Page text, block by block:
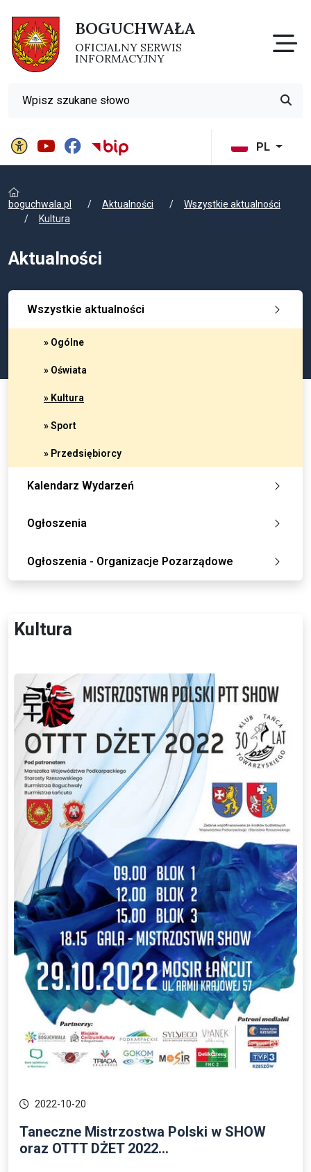
BOGUCHWAŁA
OFICJALNY SERWIS
INFORMACYJNY
PL
Panel ustawień witrynyBIP Gminy Boguchwała
Wyszukiwarka
boguchwala.pl Aktualności
Wszystkie aktualności
Kultura
Aktualności
Wszystkie aktualności
» Ogólne
» Oświata
» Kultura
» Sport
» Przedsiębiorcy
Kalendarz Wydarzeń
Ogłoszenia
Ogłoszenia - Organizacje Pozarządowe
Kultura
2022-10-20
Taneczne Mistrzostwa Polski w SHOW
oraz OTTT DŻET 2022...